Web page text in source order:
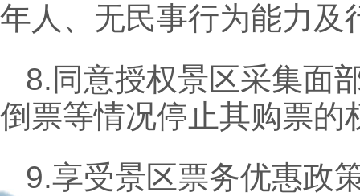
年人、无民事行为能力及
8.同意授权景区采集面
倒票等情况停止其购票的
9.享受景区票务优惠政